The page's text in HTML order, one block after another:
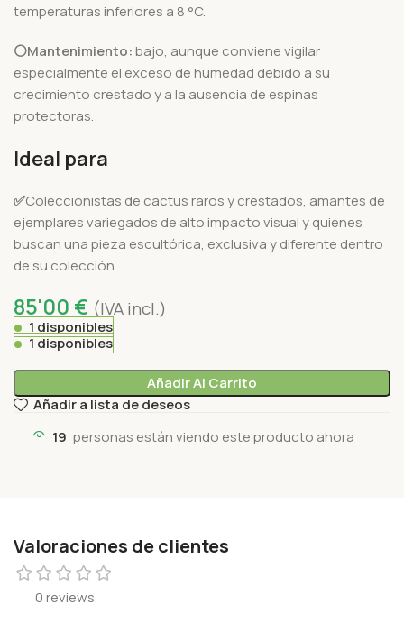
temperaturas inferiores a 8 °C.
⚪Mantenimiento:bajo, aunque conviene vigilar
especialmente el exceso de humedad debido a su
crecimiento crestado y a la ausencia de espinas
protectoras.
Ideal para
✅Coleccionistas de cactus raros y crestados, amantes de
ejemplares variegados de alto impacto visual y quienes
buscan una pieza escultórica, exclusiva y diferente dentro
de su colección.
85'00 € (IVA incl.)
1 disponibles
1 disponibles
Añadir Al Carrito
Añadir a lista de deseos
19 personas están viendo este producto ahora
Valoraciones de clientes
0 reviews